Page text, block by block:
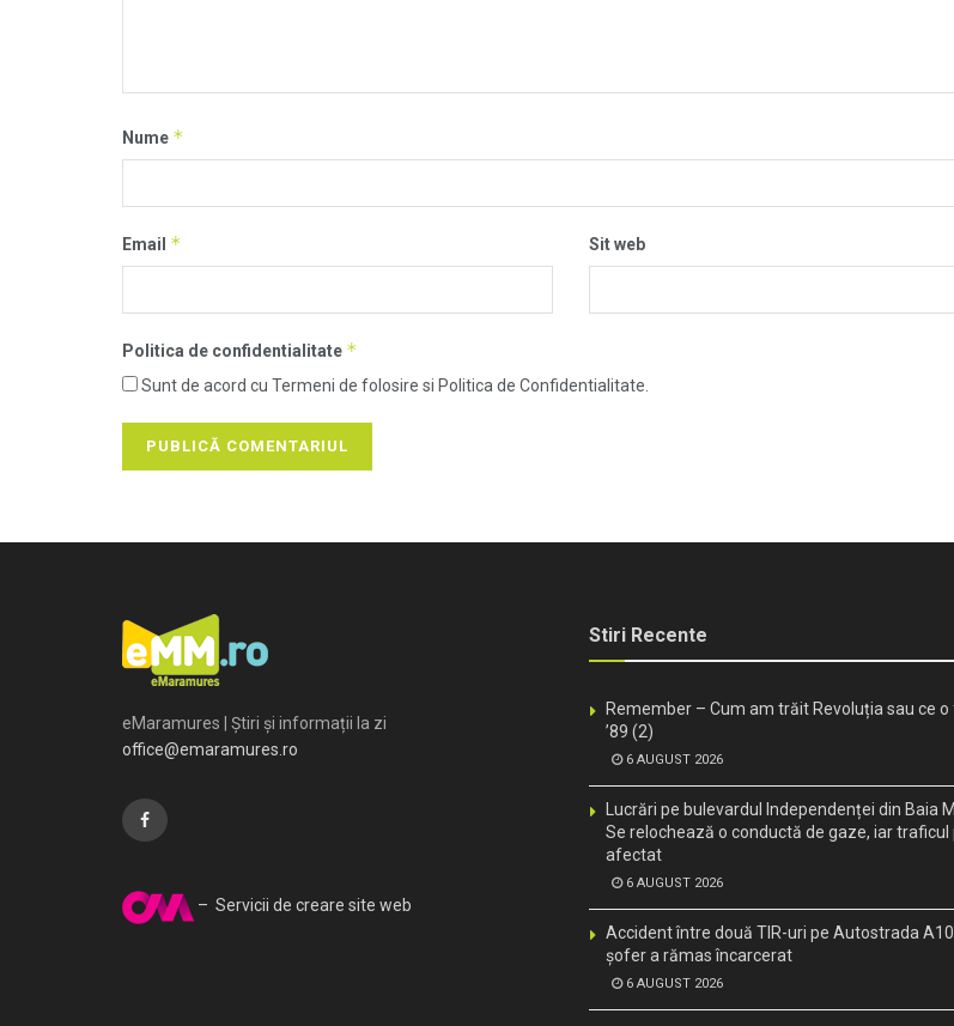
Nume *
Email * Sit web
Politica de confidentialitate *
Sunt de acord cu Termeni de folosire si Politica de Confidentialitate.
eMaramures | Știri și informații la zi
office@emaramures.ro
– Servicii de creare site web
Stiri Recente
Remember – Cum am trăit Revoluția sau ce
’89 (2)
6 AUGUST 2026
Lucrări pe bulevardul Independenței din Baia
Se relochează o conductă de gaze, iar traficul
afectat
6 AUGUST 2026
Accident între două TIR-uri pe Autostrada
șofer a rămas încarcerat
6 AUGUST 2026